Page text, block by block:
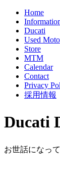
Home
Ducati
Used Moto
Store
MTM
Calendar
Contact
Privacy
採用情報
Ducati
お世話になっ